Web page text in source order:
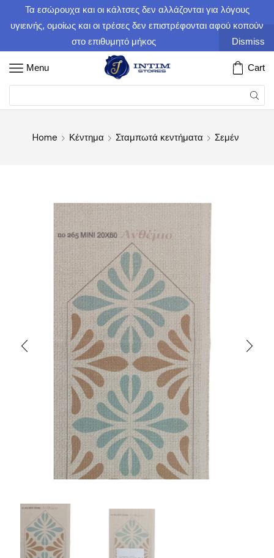
Τα εσώρουχα και οι κάλτσες δεν αλλάζονται για λόγους
υγιεινής, ομοίως και οι τρέσες δεν επιστρέφονται αφού κοπούν
στο επιθυμητό μήκος
Dismiss
Menu Cart
Home Κέντημα Σταμπωτά κεντήματα Σεμέν